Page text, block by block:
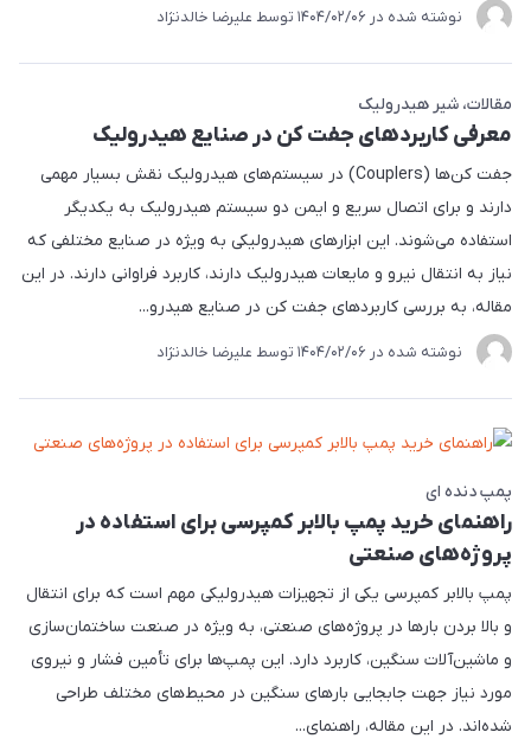
نوشته شده در 1404/02/06 توسط علیرضا خالدنژاد
مقالات شیر هیدرولیک
معرفی کاربردهای جفت کن در صنایع هیدرولیک
جفت کن‌ها (Couplers) در سیستم‌های هیدرولیک نقش بسیار مهمی
دارند و برای اتصال سریع و ایمن دو سیستم هیدرولیک به یکدیگر
استفاده می‌شوند. این ابزارهای هیدرولیکی به ویژه در صنایع مختلفی که
نیاز به انتقال نیرو و مایعات هیدرولیک دارند، کاربرد فراوانی دارند. در این
مقاله، به بررسی کاربردهای جفت کن در صنایع هیدرو...
نوشته شده در 1404/02/06 توسط علیرضا خالدنژاد
پمپ دنده ای
راهنمای خرید پمپ بالابر کمپرسی برای استفاده در
پروژه‌های صنعتی
پمپ بالابر کمپرسی یکی از تجهیزات هیدرولیکی مهم است که برای انتقال
و بالا بردن بارها در پروژه‌های صنعتی، به ویژه در صنعت ساختمان‌سازی
و ماشین‌آلات سنگین، کاربرد دارد. این پمپ‌ها برای تأمین فشار و نیروی
مورد نیاز جهت جابجایی بارهای سنگین در محیط‌های مختلف طراحی
شده‌اند. در این مقاله، راهنمای...